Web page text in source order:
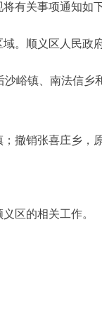
有关事项通知如下
顺义区人民政府
镇、南法信乡
销张喜庄乡，
区的相关工作。